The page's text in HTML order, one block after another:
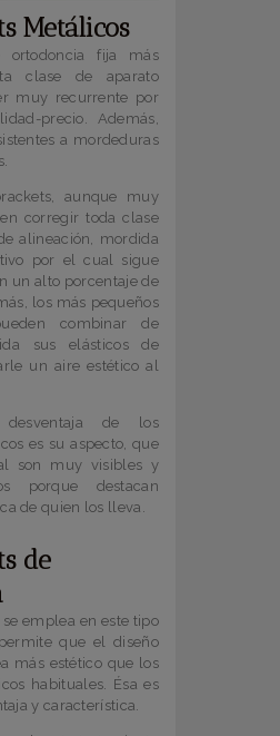
Metálicos
fija más
clase de aparato
muy recurrente por
precio. Además,
a mordeduras
aunque muy
corregir toda clase
alineación, mordida
por el cual sigue
un alto porcentaje de
los más pequeños
combinar de
sus elásticos de
un aire estético al
de los
es su aspecto, que
son muy visibles y
porque destacan
de quien los lleva.
de
emplea en este tipo
que el diseño
más estético que los
habituales. Ésa es
y característica.